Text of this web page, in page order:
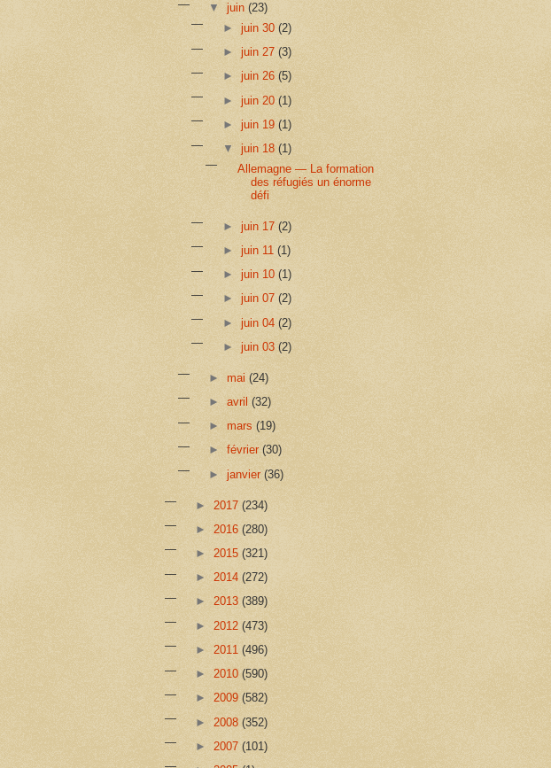
▼juin(23)
► juin 30 (2)
► juin 27 (3)
► juin 26 (5)
► juin 20 (1)
► juin 19 (1)
▼ juin 18 (1)
Allemagne — La formation
des réfugiés un énorme
défi
► juin 17 (2)
► juin 11 (1)
► juin 10 (1)
► juin 07 (2)
► juin 04 (2)
► juin 03 (2)
► mai(24)
►avril(32)
► mars(19)
►février(30)
►janvier(36)
► 2017 (234)
► 2016 (280)
► 2015 (321)
► 2014 (272)
► 2013 (389)
► 2012 (473)
► 2011 (496)
► 2010 (590)
► 2009 (582)
► 2008 (352)
► 2007 (101)